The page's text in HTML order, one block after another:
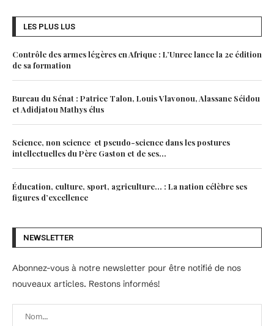
LES PLUS LUS
Contrôle des armes légères en Afrique : L’Unrec lance la 2e édition
de sa formation
Bureau du Sénat : Patrice Talon, Louis Vlavonou, Alassane Séidou
et Adidjatou Mathys élus
Science, non science et pseudo-science dans les postures
intellectuelles du Père Gaston et de ses...
Éducation, culture, sport, agriculture… : La nation célèbre ses
figures d’excellence
NEWSLETTER
Abonnez-vous à notre newsletter pour être notifié de nos
nouveaux articles. Restons informés!